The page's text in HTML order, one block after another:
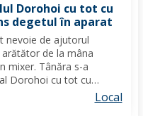
Dorohoi cu tot cu
degetul în aparat
nevoie de ajutorul
de la mâna
mixer. Tânăra s-a
Dorohoi cu tot cu
au solicitat
din cadrul...
Local